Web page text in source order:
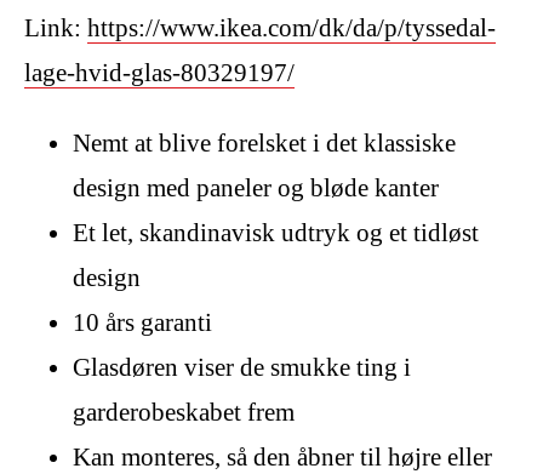
Link: https://www.ikea.com/dk/da/p/tyssedal-
lage-hvid-glas-80329197/
Nemt at blive forelsket i det klassiske
design med paneler og bløde kanter
Et let, skandinavisk udtryk og et tidløst
design
10 års garanti
Glasdøren viser de smukke ting i
garderobeskabet frem
Kan monteres, så den åbner til højre eller